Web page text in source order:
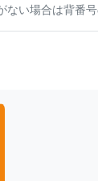
ない場合は背番号